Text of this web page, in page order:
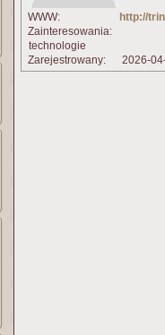
WWW:
http://
Zainteresowania:
technologie
Zarejestrowany:
2026-